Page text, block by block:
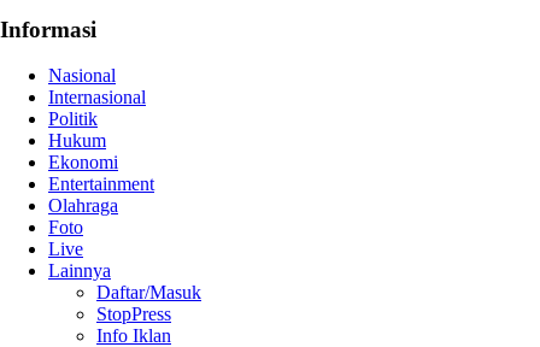
Informasi
Nasional
Internasional
Politik
Hukum
Ekonomi
Entertainment
Olahraga
Foto
Live
Lainnya
Daftar/Masuk
StopPress
Info Iklan